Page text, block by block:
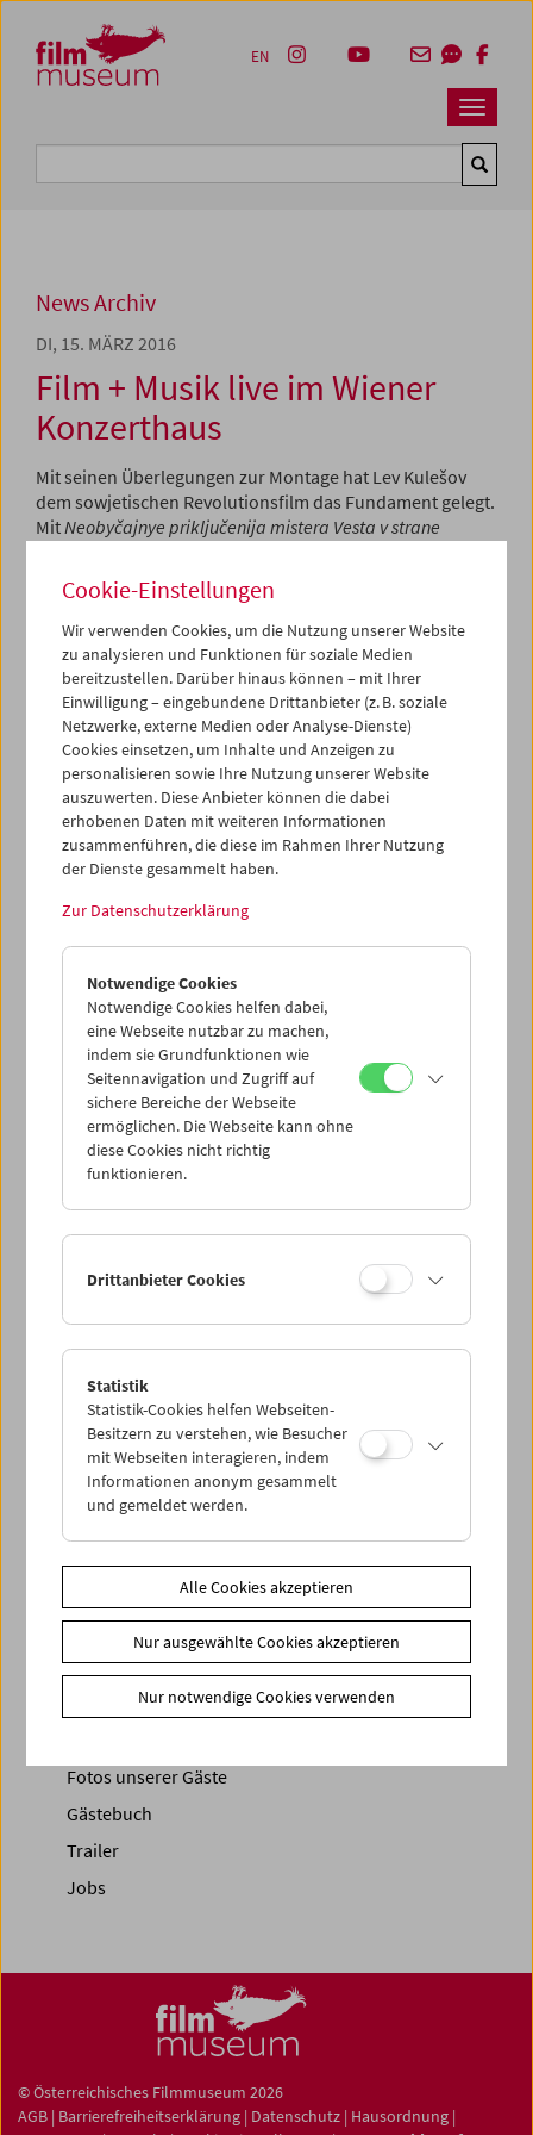
Zum Inhalt
Zum Hauptmenü
Zur Servicenavigation
Zum Suche
Navbar
EN
News Archiv
DI, 15. MÄRZ 2016
Film + Musik live im Wiener
Konzerthaus
Mit seinen Überlegungen zur Montage hat Lev Kulešov
dem sowjetischen Revolutionsfilm das Fundament gelegt.
MitNeobyčajnye priključenija mistera Vesta v strane
der Bolschewiki)
(1924) öffnet er ihm praktisch die Pforten
– Jahre vor den Hauptwerken von Vertov, Dovženko,
Eistenstein, Pudovkin. Nur bei näherem Hinsehen und
erst im (durchaus heiteren) Finale gibt sich dieser größte
Publikumserfolg im nachrevolutionären Russland als
Propagandafilm mit marschierenden Rotarmisten zu
erkennen. Davor ist alles komödiantisch und burlesk.
In Kooperation mit dem Filmmuseum zeigt das Wiener
Konzerthaus am 29. März 2016 Lev Kulešovs Stummfilm
Die seltsamen Abenteuer des Mr. West im Land der
Bolschewiki. Zu hören gibt es eine von Judit Varga im
Auftrag des Wiener Konzerthauses neu komponierte
Musik, die von der Ernst von Siemens-Musikstiftung
gefördert wurde. Es spielt das renommierte Ensemble
PHACE. Dirigent ist Leonhard Garms.
Weitere Informationen
< zurück zur Übersicht
News
News Archiv
Fotos unserer Gäste
Gästebuch
Trailer
Jobs
© Österreichisches Filmmuseum 2026
AGB | Barrierefreiheitserklärung | Datenschutz | Hausordnung |
Cookie-Einstellungen
Wir verwenden Cookies, um die Nutzung unserer Website
zu analysieren und Funktionen für soziale Medien
bereitzustellen. Darüber hinaus können – mit Ihrer
Einwilligung – eingebundene Drittanbieter (z. B. soziale
Netzwerke, externe Medien oder Analyse-Dienste)
Cookies einsetzen, um Inhalte und Anzeigen zu
personalisieren sowie Ihre Nutzung unserer Website
auszuwerten. Diese Anbieter können die dabei
erhobenen Daten mit weiteren Informationen
zusammenführen, die diese im Rahmen Ihrer Nutzung
der Dienste gesammelt haben.
Zur Datenschutzerklärung
Notwendige Cookies
Notwendige Cookies helfen dabei,
eine Webseite nutzbar zu machen,
indem sie Grundfunktionen wie
Seitennavigation und Zugriff auf
sichere Bereiche der Webseite
ermöglichen. Die Webseite kann ohne
diese Cookies nicht richtig
funktionieren.
Drittanbieter Cookies
Statistik
Statistik-Cookies helfen Webseiten-
Besitzern zu verstehen, wie Besucher
mit Webseiten interagieren, indem
Informationen anonym gesammelt
und gemeldet werden.
Alle Cookies akzeptieren
Nur ausgewählte Cookies akzeptieren
Nur notwendige Cookies verwenden